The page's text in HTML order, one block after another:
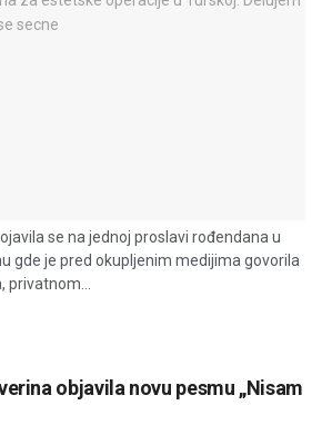
se na jednoj proslavi rođendana u
gde je pred okupljenim medijima govorila
objavila novu pesmu „Nisam